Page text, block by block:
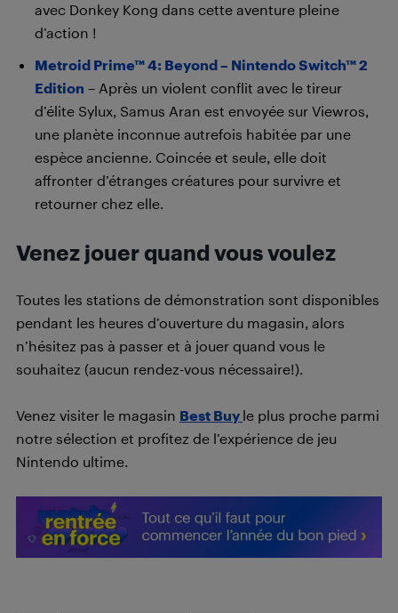
avec Donkey Kong dans cette aventure pleine
d’action !
Metroid Prime™ 4: Beyond – Nintendo Switch™ 2
Edition – Après un violent conflit avec le tireur
d’élite Sylux, Samus Aran est envoyée sur Viewros,
une planète inconnue autrefois habitée par une
espèce ancienne. Coincée et seule, elle doit
affronter d’étranges créatures pour survivre et
retourner chez elle.
Venez jouer quand vous voulez
Toutes les stations de démonstration sont disponibles
pendant les heures d’ouverture du magasin, alors
n’hésitez pas à passer et à jouer quand vous le
souhaitez (aucun rendez-vous nécessaire!).
Venez visiter le magasin Best Buy le plus proche parmi
notre sélection et profitez de l’expérience de jeu
Nintendo ultime.